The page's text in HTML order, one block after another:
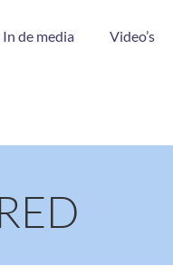
In de media Video’s